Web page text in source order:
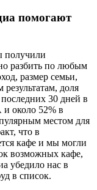
помогают
получили
разбить по любым
размер семьи,
доля
30 дней в
около 52% в
местом для
что в
кафе и мы могли
возможных кафе,
убедило нас в
в список.